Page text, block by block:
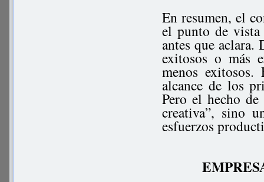
En resumen, el
el punto de vista
antes que aclara.
exitosos o más
menos
alcance de los
Pero el hecho
creativa”, sino
esfuerzos